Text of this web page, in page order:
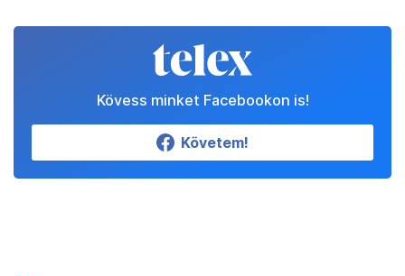
Kövess minket Facebookon is!
Követem!